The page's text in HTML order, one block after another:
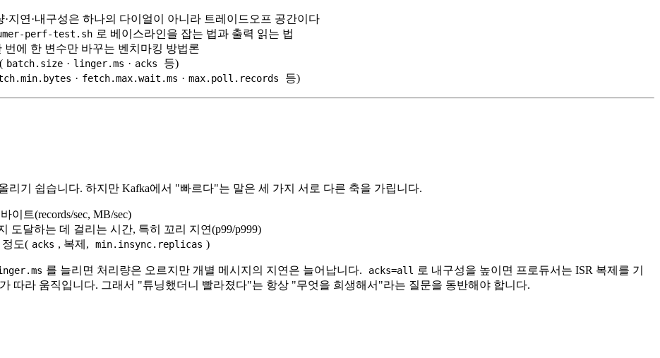
연·내구성은 하나의 다이얼이 아니라 트레이드오프 공간이다
perf-test.sh 로 베이스라인을 잡는 법과 출력 읽는 법
번에 한 변수만 바꾸는 벤치마킹 방법론
batch.size · linger.ms · acks
등)
· fetch.max.wait.ms · max.poll.records 등)
기 쉽습니다. 하지만 Kafka에서 "빠르다"는 말은 세 가지 서로 다른 축을 가립니다.
이트(records/sec, MB/sec)
도달하는 데 걸리는 시간, 특히 꼬리 지연(p99/p999)
도( acks , 복제, min.insync.replicas )
를 늘리면 처리량은 오르지만 개별 메시지의 지연은 늘어납니다. acks=all
로 내구성을 높이면 프로듀서는 ISR 복제를 기
따라 움직입니다. 그래서 "튜닝했더니 빨라졌다"는 항상 "무엇을 희생해서"라는 질문을 동반해야 합니다.